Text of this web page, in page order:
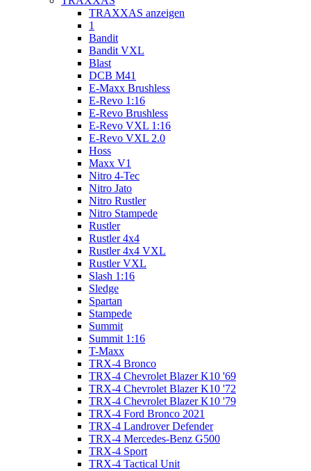
TRAXXAS anzeigen
1
Bandit
Bandit VXL
Blast
DCB M41
E-Maxx Brushless
E-Revo 1:16
E-Revo Brushless
E-Revo VXL 1:16
E-Revo VXL 2.0
Hoss
Maxx V1
Nitro 4-Tec
Nitro Jato
Nitro Rustler
Nitro Stampede
Rustler
Rustler 4x4
Rustler 4x4 VXL
Rustler VXL
Slash 1:16
Sledge
Spartan
Stampede
Summit
Summit 1:16
T-Maxx
TRX-4 Bronco
TRX-4 Chevrolet Blazer K10 '69
TRX-4 Chevrolet Blazer K10 '72
TRX-4 Chevrolet Blazer K10 '79
TRX-4 Ford Bronco 2021
TRX-4 Landrover Defender
TRX-4 Mercedes-Benz G500
TRX-4 Sport
TRX-4 Tactical Unit